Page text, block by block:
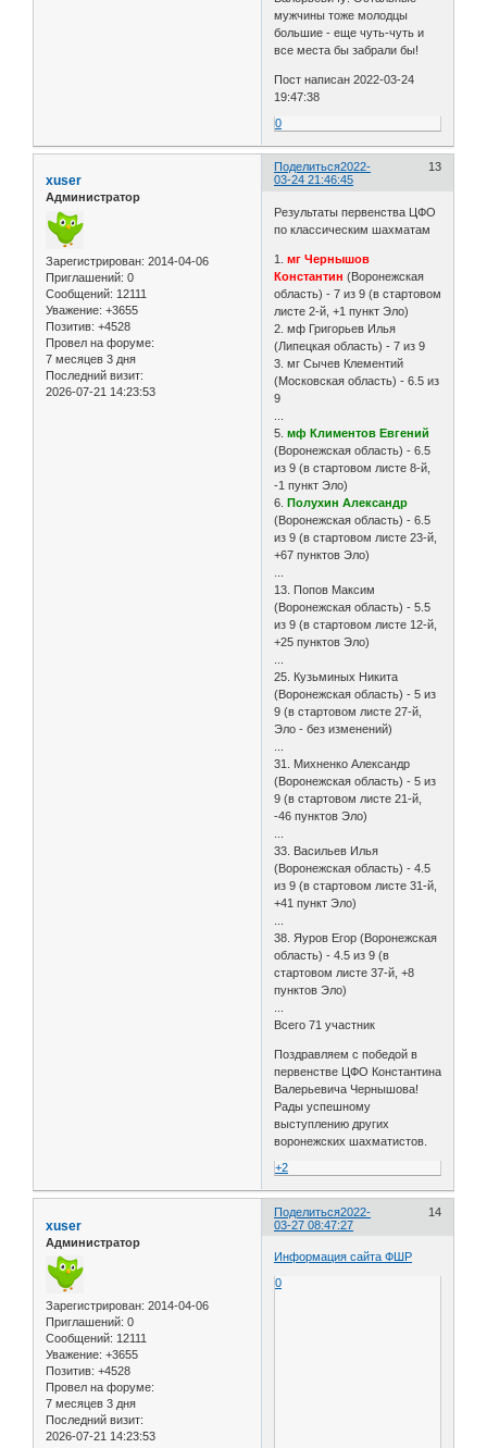
мужчины тоже молодцы
большие - еще чуть-чуть и
все места бы забрали бы!
Пост написан 2022-03-24
19:47:38
0
Поделиться 13
2022-
03-24 21:46:45
xuser
Администратор
Зарегистрирован: 2014-04-06
Приглашений: 0
Сообщений: 12111
Уважение: +3655
Позитив: +4528
Провел на форуме:
7 месяцев 3 дня
Последний визит:
2026-07-21 14:23:53
Результаты первенства ЦФО
по классическим шахматам
1.мг Чернышов
Константин (Воронежская
область) - 7 из 9 (в стартовом
листе 2-й, +1 пункт Эло)
2. мф Григорьев Илья
(Липецкая область) - 7 из 9
3. мг Сычев Клементий
(Московская область) - 6.5 из
9
5.мф Климентов Евгений
(Воронежская область) - 6.5
из 9 (в стартовом листе 8-й,
-1 пункт Эло)
6.Полухин Александр
(Воронежская область) - 6.5
из 9 (в стартовом листе 23-й,
+67 пунктов Эло)
13. Попов Максим
(Воронежская область) - 5.5
из 9 (в стартовом листе 12-й,
+25 пунктов Эло)
25. Кузьминых Никита
(Воронежская область) - 5 из
9 (в стартовом листе 27-й,
Эло - без изменений)
31. Михненко Александр
(Воронежская область) - 5 из
9 (в стартовом листе 21-й,
-46 пунктов Эло)
33. Васильев Илья
(Воронежская область) - 4.5
из 9 (в стартовом листе 31-й,
+41 пункт Эло)
38. Яуров Егор (Воронежская
область) - 4.5 из 9 (в
стартовом листе 37-й, +8
пунктов Эло)
Всего 71 участник
Поздравляем с победой в
первенстве ЦФО Константина
Валерьевича Чернышова!
Рады успешному
выступлению других
воронежских шахматистов.
+2
Поделиться 14
2022-
03-27 08:47:27
xuser
Администратор
Зарегистрирован: 2014-04-06
Приглашений: 0
Сообщений: 12111
Уважение: +3655
Позитив: +4528
Провел на форуме:
7 месяцев 3 дня
Последний визит:
2026-07-21 14:23:53
Информация сайта ФШР
0